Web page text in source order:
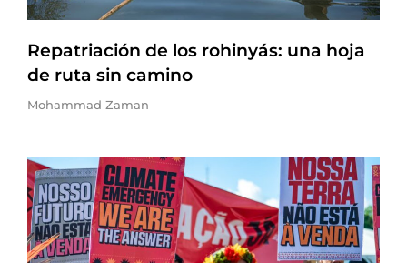
Repatriación de los rohinyás: una hoja
de ruta sin camino
Mohammad Zaman